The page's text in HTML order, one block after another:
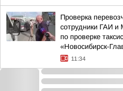
Проверка
сотрудники ГАИ и
по проверке
«Новосибирск-
11:34